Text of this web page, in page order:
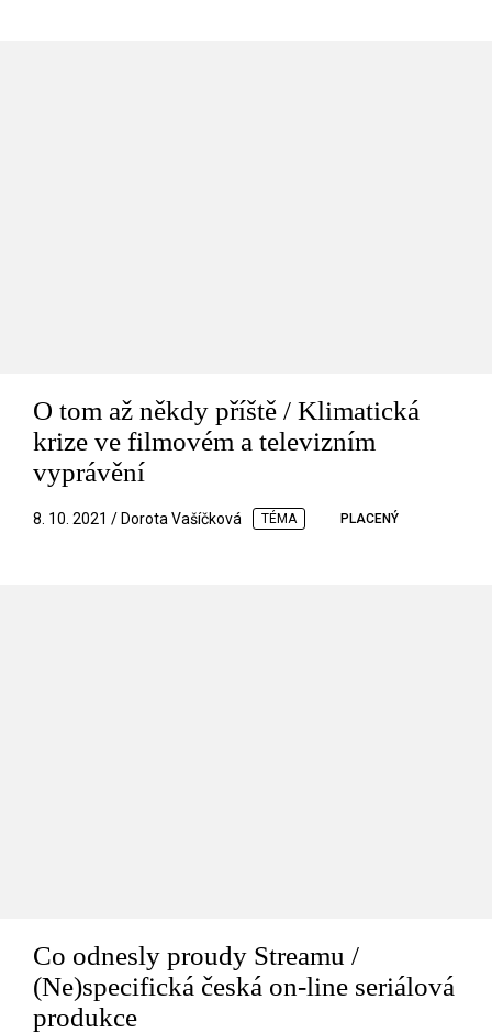
O tom až někdy příště / Klimatická
krize ve filmovém a televizním
vyprávění
8. 10. 2021 / Dorota Vašíčková TÉMA PLACENÝ
Co odnesly proudy Streamu /
(Ne)specifická česká on-line seriálová
produkce